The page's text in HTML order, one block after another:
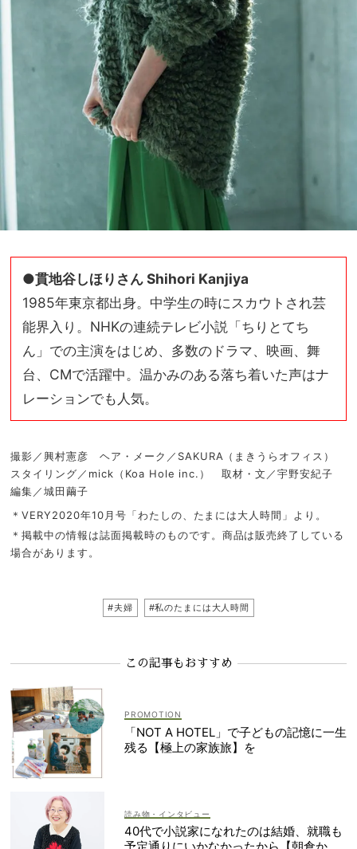
●貫地谷しほりさん Shihori Kanjiya
1985年東京都出身。中学生の時にスカウトされ芸
能界入り。NHKの連続テレビ小説「ちりとてち
ん」での主演をはじめ、多数のドラマ、映画、舞
台、CMで活躍中。温かみのある落ち着いた声はナ
レーションでも人気。
撮影／興村憲彦 ヘア・メーク／SAKURA（まきうらオフィス）
スタイリング／mick（Koa Hole inc.） 取材・文／宇野安紀子
編集／城田繭子
＊VERY2020年10月号「わたしの、たまには大人時間」より。
＊掲載中の情報は誌面掲載時のものです。商品は販売終了している
場合があります。
#夫婦 #私のたまには大人時間
この記事もおすすめ
「NOT A HOTEL」で子どもの記憶に一生
残る【極上の家族旅】を
読み物・インタビュー
40代で小説家になれたのは結婚、就職も